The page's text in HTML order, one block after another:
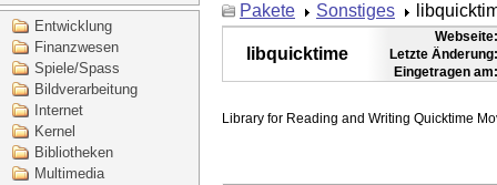
Entwicklung
Finanzwesen
Spiele/Spass
Bildverarbeitung
Internet
Kernel
Bibliotheken
Multimedia
Pakete
Sonstiges
libquicktime
Webseite:
Letzte Änderung:
Eingetragen am: